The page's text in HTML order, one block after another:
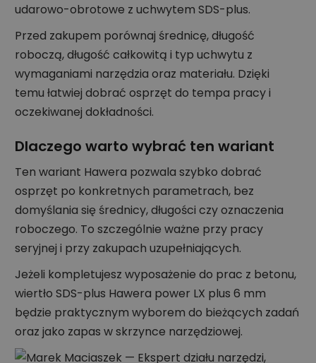
udarowo-obrotowe z uchwytem SDS-plus.
Przed zakupem porównaj średnicę, długość
roboczą, długość całkowitą i typ uchwytu z
wymaganiami narzędzia oraz materiału. Dzięki
temu łatwiej dobrać osprzęt do tempa pracy i
oczekiwanej dokładności.
Dlaczego warto wybrać ten wariant
Ten wariant Hawera pozwala szybko dobrać
osprzęt po konkretnych parametrach, bez
domyślania się średnicy, długości czy oznaczenia
roboczego. To szczególnie ważne przy pracy
seryjnej i przy zakupach uzupełniających.
Jeżeli kompletujesz wyposażenie do prac z betonu,
wiertło SDS-plus Hawera power LX plus 6 mm
będzie praktycznym wyborem do bieżących zadań
oraz jako zapas w skrzynce narzędziowej.